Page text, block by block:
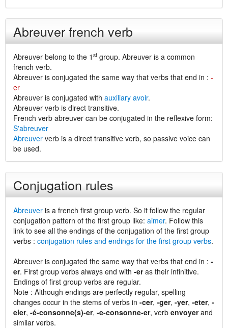
Abreuver french verb
Abreuver belong to the 1 st group. Abreuver is a common
french verb.
Abreuver is conjugated the same way that verbs that end in : -
er
Abreuver is conjugated with auxiliary avoir.
Abreuver verb is direct transitive.
French verb abreuver can be conjugated in the reflexive form:
S'abreuver
Abreuver verb is a direct transitive verb, so passive voice can
be used.
Conjugation rules
Abreuver is a french first group verb. So it follow the regular
conjugation pattern of the first group like: aimer. Follow this
link to see all the endings of the conjugation of the first group
verbs : conjugation rules and endings for the first group verbs.
Abreuver is conjugated the same way that verbs that end in : -
er. First group verbs always end with -eras their infinitive.
Endings of first group verbs are regular.
Note : Although endings are perfectly regular, spelling
changes occur in the stems of verbs in -cer, -ger, -yer, -eter, -
eler, -é-consonne(s)-er, -e-consonne-er, verb envoyerand
similar verbs.